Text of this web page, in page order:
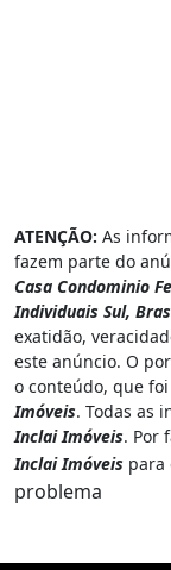
ATENÇÃO: As
fazem parte do
Casa Condominio
Individuais Sul,
exatidão,
este anúncio. O
o conteúdo, que
Imóveis. Todas as
Inclai Imóveis. Por
Inclai Imóveis para
problema